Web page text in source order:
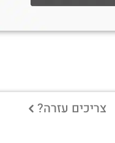
צריכים עזרה?